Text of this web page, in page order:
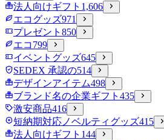
法人向けギフト 1,606
エコグッズ971
プレゼント 850
エコ 799
イベントグッズ645
SEDEX 承認の514
デザインアイテム498
ブランド名の企業ギフト 435
激安商品416
短納期対応ノベルティグッズ415
法人向けギフト 144